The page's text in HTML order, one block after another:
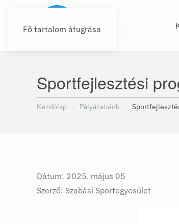
Fő tartalom átugrása
Sportfejlesztési
Kezdőlap Pályázataink
Dátum: 2025. május 05
Szerző: Szabási Sportegyesület